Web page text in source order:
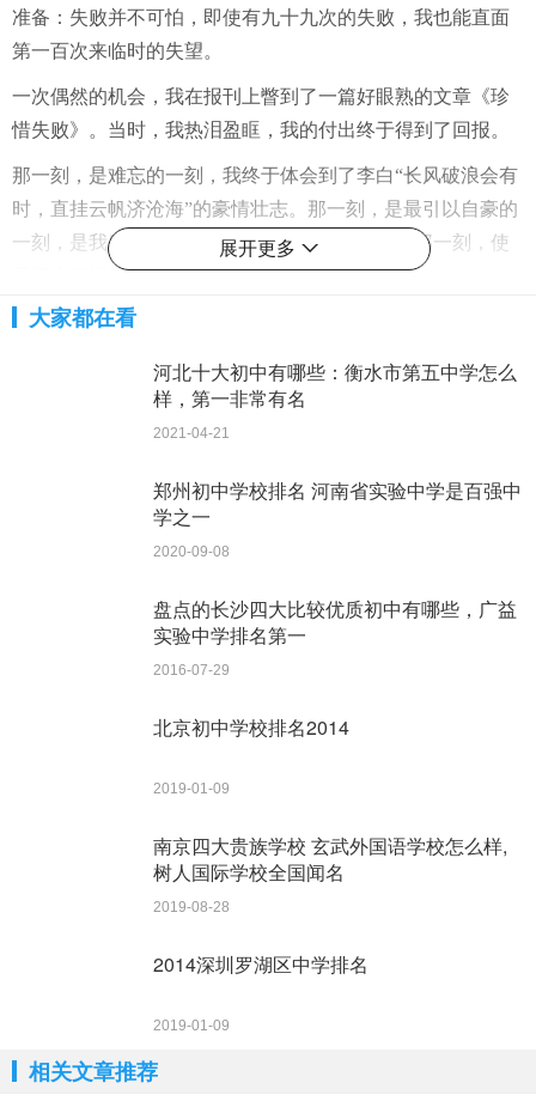
准备：失败并不可怕，即使有九十九次的失败，我也能直面
第一百次来临时的失望。
一次偶然的机会，我在报刊上瞥到了一篇好眼熟的文章《珍
惜失败》。当时，我热泪盈眶，我的付出终于得到了回报。
那一刻，是难忘的一刻，我终于体会到了李白“长风破浪会有
时，直挂云帆济沧海”的豪情壮志。那一刻，是最引以自豪的
一刻，是我所期待的彼岸，是我所攀登的极峰。那一刻，使
我迈上了继续为自己的理想而不懈奋斗的阳光大道。
请坚信，人生总有成功的时刻！
本文最大的特色就是以我手写我心，把“灰心失望——重新奋
出，对“那一刻”的感受略显单薄。
更多初中作文写作范文参考请关注
展开更多
大家都在看
河北十大初中有哪些：衡水市第五中学怎么
样，第一非常有名
2021-04-21
郑州初中学校排名 河南省实验中学是百强中
学之一
2020-09-08
盘点的长沙四大比较优质初中有哪些，广益
实验中学排名第一
2016-07-29
北京初中学校排名2014
2019-01-09
南京四大贵族学校 玄武外国语学校怎么样,
树人国际学校全国闻名
2019-08-28
2014深圳罗湖区中学排名
2019-01-09
相关文章推荐